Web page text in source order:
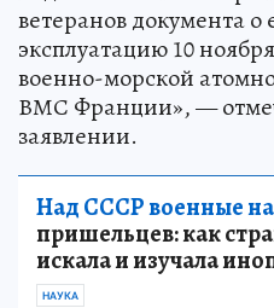
ветеранов документа о
эксплуатацию 10
военно-морской
ВМС Франции», —
заявлении.
Над СССР военные
пришельцев: как
искала и изучала
НАУКА